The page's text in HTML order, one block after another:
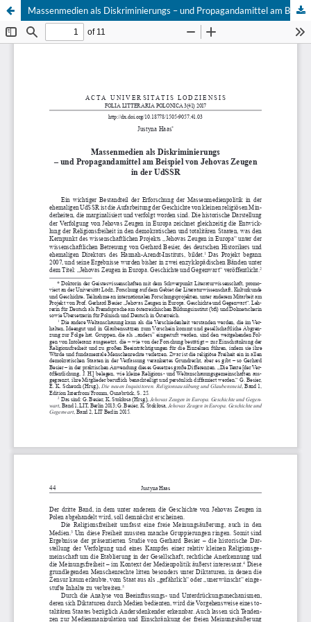
Massenmedien als Diskriminierungs – und Propagandamittel am Beispiel von Jehovas Zeugen in der UdSSR